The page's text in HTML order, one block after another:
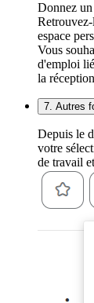
Donnez
espace
Vous
d'emploi
la
7. Autres
Depuis le
votre
de travail